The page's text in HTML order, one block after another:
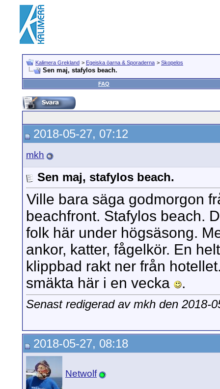
Kalimera Grekland > Egeiska öarna & Sporaderna > Skopelos
Sen maj, stafylos beach.
FAQ
2018-05-27, 07:12
mkh
Sen maj, stafylos beach.
Ville bara säga godmorgon
beachfront. Stafylos beach.
folk här under högsäsong.
ankor, katter, fågelkör. En
klippbad rakt ner från
smäkta här i en vecka
.
Senast redigerad av mkh den 2018-
2018-05-27, 08:18
Netwolf